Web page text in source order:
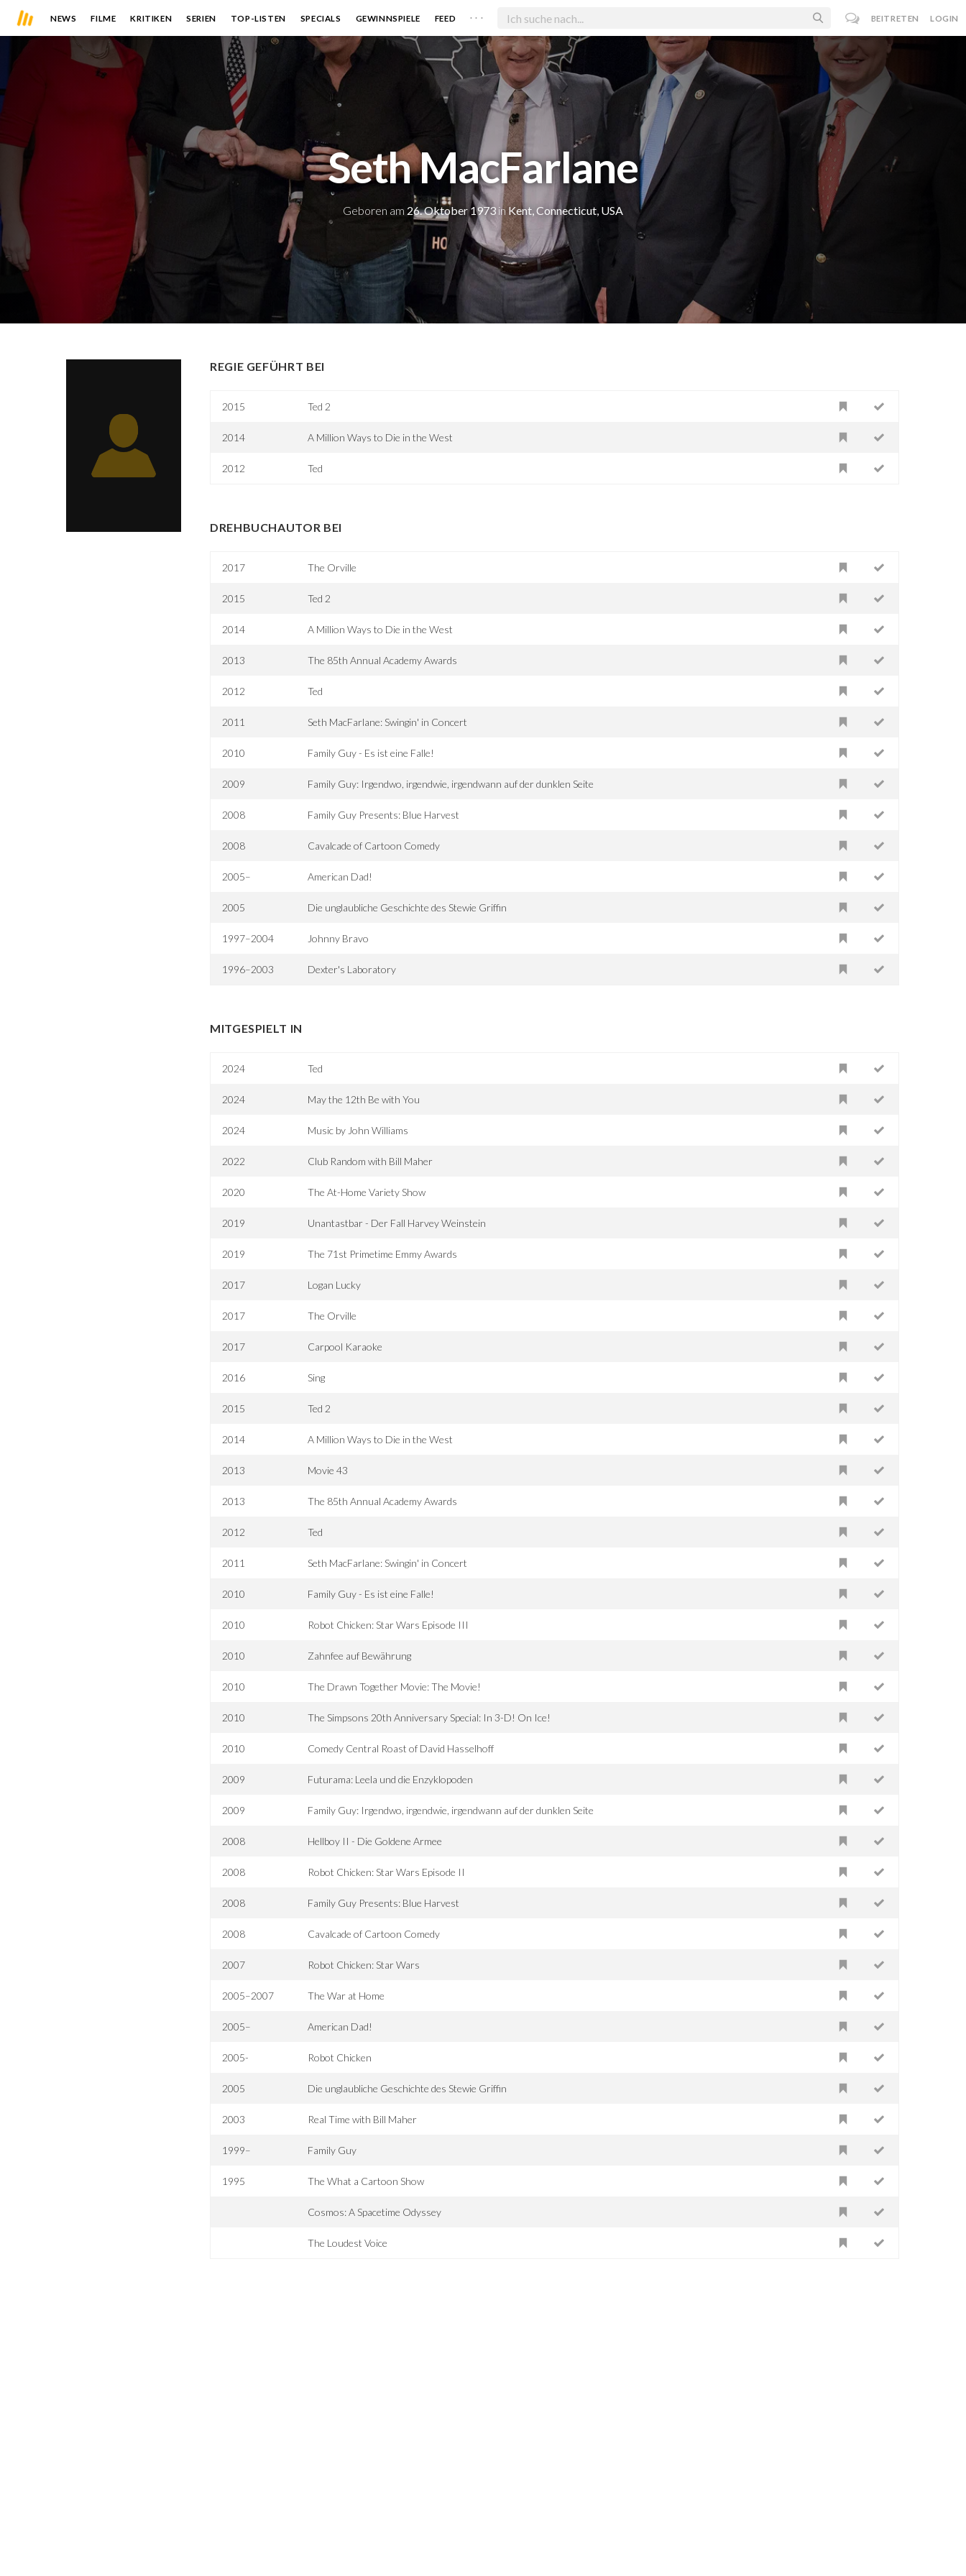
NEWS FILME KRITIKEN SERIEN TOP-LISTEN SPECIALS GEWINNSPIELE FEED . . . BEITRETEN LOGIN
Seth MacFarlane
Geboren am 26. Oktober 1973 inKent, Connecticut, USA
REGIE GEFÜHRT BEI
2015 Ted 2
2014 A Million Ways to Die in the West
2012 Ted
DREHBUCHAUTOR BEI
2017 The Orville
2015 Ted 2
2014 A Million Ways to Die in the West
2013 The 85th Annual Academy Awards
2012 Ted
2011 Seth MacFarlane: Swingin' in Concert
2010 Family Guy - Es ist eine Falle!
2009 Family Guy: Irgendwo, irgendwie, irgendwann auf der dunklen Seite
2008 Family Guy Presents: Blue Harvest
2008 Cavalcade of Cartoon Comedy
2005– American Dad!
2005 Die unglaubliche Geschichte des Stewie Griffin
1997–2004 Johnny Bravo
1996–2003 Dexter's Laboratory
MITGESPIELT IN
2024 Ted
2024 May the 12th Be with You
2024 Music by John Williams
2022 Club Random with Bill Maher
2020 The At-Home Variety Show
2019 Unantastbar - Der Fall Harvey Weinstein
2019 The 71st Primetime Emmy Awards
2017 Logan Lucky
2017 The Orville
2017 Carpool Karaoke
2016 Sing
2015 Ted 2
2014 A Million Ways to Die in the West
2013 Movie 43
2013 The 85th Annual Academy Awards
2012 Ted
2011 Seth MacFarlane: Swingin' in Concert
2010 Family Guy - Es ist eine Falle!
2010 Robot Chicken: Star Wars Episode III
2010 Zahnfee auf Bewährung
2010 The Drawn Together Movie: The Movie!
2010 The Simpsons 20th Anniversary Special: In 3-D! On Ice!
2010 Comedy Central Roast of David Hasselhoff
2009 Futurama: Leela und die Enzyklopoden
2009 Family Guy: Irgendwo, irgendwie, irgendwann auf der dunklen Seite
2008 Hellboy II - Die Goldene Armee
2008 Robot Chicken: Star Wars Episode II
2008 Family Guy Presents: Blue Harvest
2008 Cavalcade of Cartoon Comedy
2007 Robot Chicken: Star Wars
2005–2007 The War at Home
2005– American Dad!
2005- Robot Chicken
2005 Die unglaubliche Geschichte des Stewie Griffin
2003 Real Time with Bill Maher
1999– Family Guy
1995 The What a Cartoon Show
Cosmos: A Spacetime Odyssey
The Loudest Voice